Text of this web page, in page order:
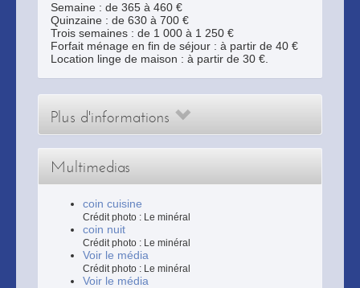
Semaine : de 365 à 460 €
Quinzaine : de 630 à 700 €
Trois semaines : de 1 000 à 1 250 €
Forfait ménage en fin de séjour : à partir de 40 €
Location linge de maison : à partir de 30 €.
Plus d'informations
Multimedias
coin cuisine
Crédit photo : Le minéral
coin nuit
Crédit photo : Le minéral
Voir le média
Crédit photo : Le minéral
Voir le média